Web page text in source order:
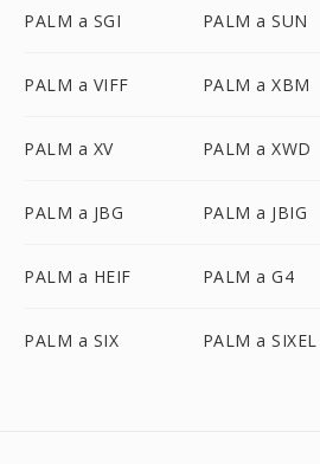
PALM a SGI PALM a SUN
PALM a VIFF PALM a XBM
PALM a XV PALM a XWD
PALM a JBG PALM a JBIG
PALM a HEIF PALM a G4
PALM a SIX PALM a SIXEL